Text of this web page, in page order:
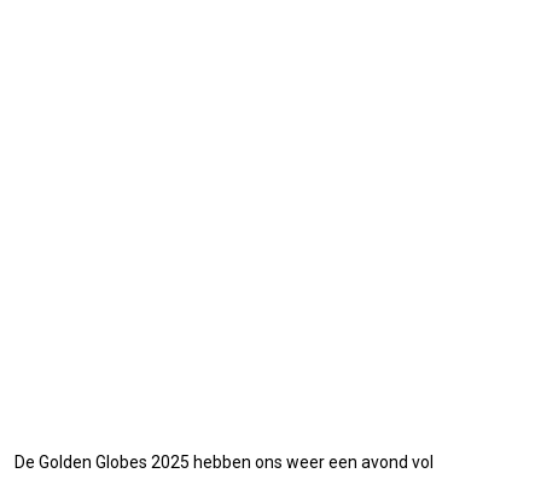
De Golden Globes 2025 hebben ons weer een avond vol